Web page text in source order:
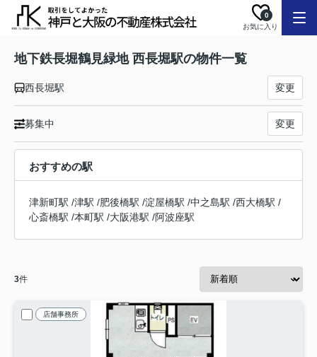
お気に入り
0
地下鉄長堀鶴見緑地 西長堀駅の物件一覧
西長堀駅 変更
募集中 変更
おすすめの駅
津新町駅 /津駅 /肥後橋駅 /淀屋橋駅 /中之島駅 /西大橋駅 /
心斎橋駅 /本町駅 /大阪港駅 /阿波座駅
3件
店舗事務所